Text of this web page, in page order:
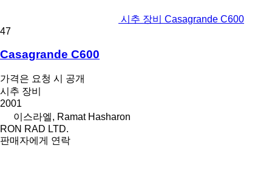
시추 장비 Casagrande C600
47
Casagrande C600
가격은 요청 시 공개
시추 장비
2001
이스라엘, Ramat Hasharon
RON RAD LTD.
판매자에게 연락